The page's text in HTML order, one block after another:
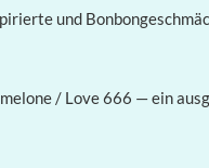
und
/ Love 666 — ein